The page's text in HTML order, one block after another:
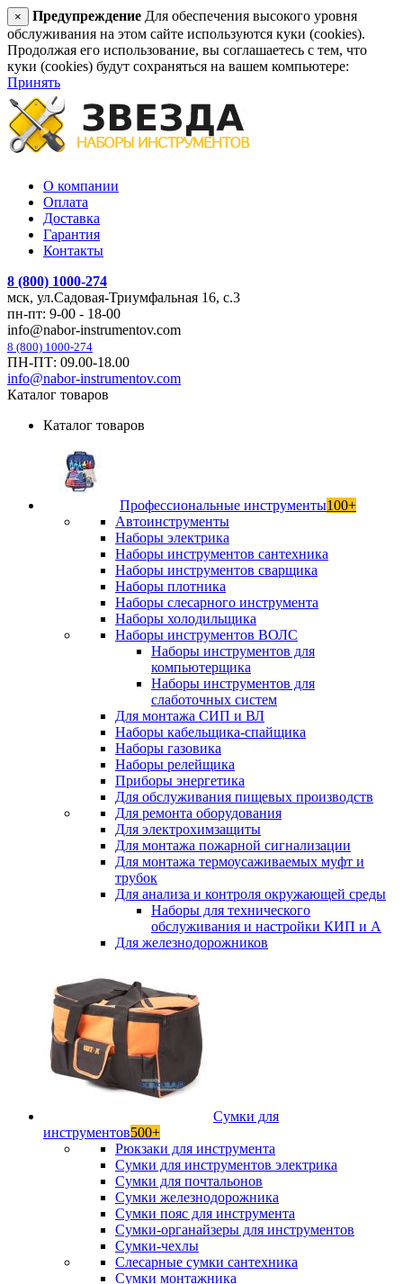
× Предупреждение Для обеспечения высокого уровня
обслуживания на этом сайте используются куки (cookies).
Продолжая его использование, вы соглашаетесь с тем, что
куки (cookies) будут сохраняться на вашем компьютере:
Принять
О компании
Оплата
Доставка
Гарантия
Контакты
8 (800) 1000-274
мск, ул.Садовая-Триумфальная 16, с.3
пн-пт: 9-00 - 18-00
info@nabor-instrumentov.com
8 (800) 1000-274
ПН-ПТ: 09.00-18.00
info@nabor-instrumentov.com
Каталог товаров
Каталог товаров
Профессиональные инструменты100+
Автоинструменты
Наборы электрика
Наборы инструментов сантехника
Наборы инструментов сварщика
Наборы плотника
Наборы слесарного инструмента
Наборы холодильщика
Наборы инструментов ВОЛС
Наборы инструментов для
компьютерщика
Наборы инструментов для
слаботочных систем
Для монтажа СИП и ВЛ
Наборы кабельщика-спайщика
Наборы газовика
Наборы релейщика
Приборы энергетика
Для обслуживания пищевых производств
Для ремонта оборудования
Для электрохимзащиты
Для монтажа пожарной сигнализации
Для монтажа термоусаживаемых муфт и
трубок
Для анализа и контроля окружающей среды
Наборы для технического
обслуживания и настройки КИП и А
Для железнодорожников
Сумки для
инструментов500+
Рюкзаки для инструмента
Сумки для инструментов электрика
Сумки для почтальонов
Сумки железнодорожника
Сумки пояс для инструмента
Сумки-органайзеры для инструментов
Сумки-чехлы
Слесарные сумки сантехника
Сумки монтажника